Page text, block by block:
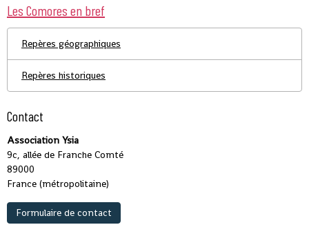
Les Comores en bref
Repères géographiques
Repères historiques
Contact
Association Ysia
9c, allée de Franche Comté
89000
France (métropolitaine)
Formulaire de contact